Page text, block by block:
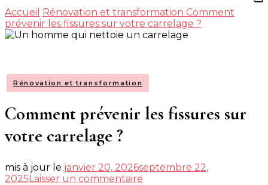
Déco
Accueil Rénovation et transformation Comment
prévenir les fissures sur votre carrelage ?
Rénovation et transformation
Comment prévenir les fissures sur
votre carrelage ?
mis à jour le janvier 20, 2026septembre 22,
2025Laisser un commentaire